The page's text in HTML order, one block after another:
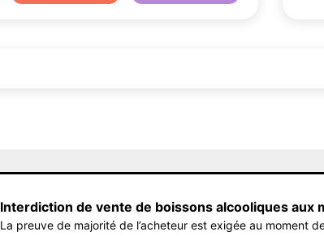
Interdiction de vente de boissons alcooliques aux
La preuve de majorité de l’acheteur est exigée au moment